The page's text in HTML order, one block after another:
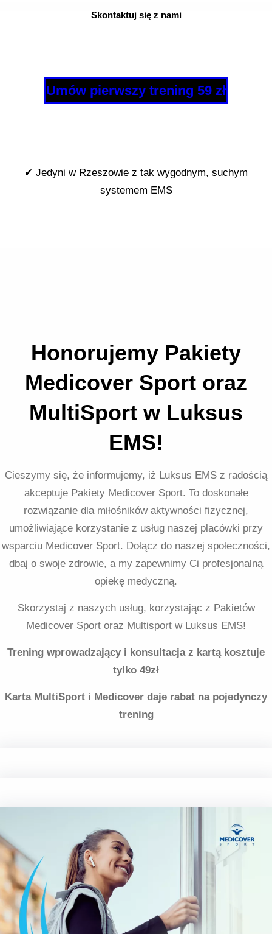
Skontaktuj się z nami
Umów pierwszy trening 59 zł
✔ Jedyni w Rzeszowie z tak wygodnym, suchym
systemem EMS
Honorujemy Pakiety
Medicover Sport oraz
MultiSport w Luksus
EMS!
Cieszymy się, że informujemy, iż Luksus EMS z radością
akceptuje Pakiety Medicover Sport. To doskonałe
rozwiązanie dla miłośników aktywności fizycznej,
umożliwiające korzystanie z usług naszej placówki przy
wsparciu Medicover Sport. Dołącz do naszej społeczności,
dbaj o swoje zdrowie, a my zapewnimy Ci profesjonalną
opiekę medyczną.
Skorzystaj z naszych usług, korzystając z Pakietów
Medicover Sport oraz Multisport w Luksus EMS!
Trening wprowadzający i konsultacja z kartą kosztuje
tylko 49zł
Karta MultiSport i Medicover daje rabat na pojedynczy
trening